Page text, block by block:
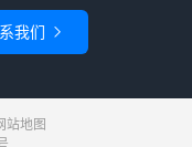
我们 
站地图